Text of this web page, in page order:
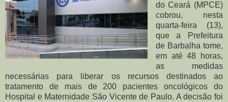
do Ceará (MPCE)
cobrou, nesta
quarta-feira (13),
que a Prefeitura
de Barbalha tome,
em até 48 horas,
as medidas
necessárias para liberar os recursos destinados ao
tratamento de mais de 200 pacientes oncológicos do
Hospital e Maternidade São Vicente de Paulo. A decisão foi